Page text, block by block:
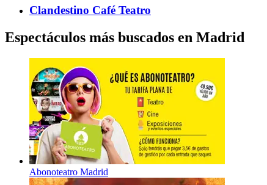
Clandestino Café Teatro
Espectáculos más buscados en Madrid
Abonoteatro Madrid